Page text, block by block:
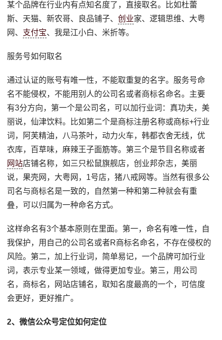
某个品牌在行业内有点知名度了，直接取名。比如杜蕾
斯、天猫、新农哥、良品铺子、创业家、逻辑思维、大粤
网、 支付宝、我是江小白、米折等。
服务号如何取名
通过认证的账号有唯一性，不能取重复的名字。服务号命
名不能侵权，不能用别人的公司名或者商标名命名。主要
有3分方向，第一个是公司名，可以加行业词：真功夫，美
丽说，仙津饮料。比如第二个是商标注册名称或商标+行业
词，阿芙精油，八马茶叶，动力火车，韩都衣舍无线，优
衣库，百草味，麻辣王子面筋等。第三个是节目名称或者
网站店铺名称，如三只松鼠旗舰店，创业邦杂志，美丽
说，果壳网，大粤网，1号店，猪八戒网等。当然有很多公
司名与商标名是一致的，自然第一种和第二种就会有重
叠，可以归属为一种命名方式。
这样命名有3个基本原则在里面。第一，命名有唯一性，自
我保护，用自己的公司名或者R商标名命名，不存在侵权的
风险。第二，加上行业词，简单易记，一个品牌可加行业
词，表示专业某一领域，做得更加专业。第三，用公司
名，商标名，网站店铺名，取知名度最高的一个，可信度
会更好，更好推广。
2、微信公众号定位如何定位